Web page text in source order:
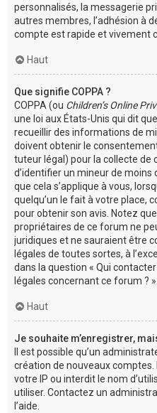
personnalisés, la messagerie
autres membres, l’adhésion à
compte est rapide et vivement
Haut
Que signifie COPPA ?
COPPA (ou Children’s Online
une loi aux États-Unis qui dit
recueillir des informations de
doivent obtenir le
tuteur légal) pour la collecte
d’identifier un mineur de moins
que cela s’applique à vous,
quelqu’un le fait à votre place,
pour obtenir son avis. Notez
propriétaires de ce forum ne
juridiques et ne sauraient être
légales de toutes sortes, à
dans la question « Qui
légales concernant ce forum ? ».
Haut
Je souhaite m’enregistrer,
Il est possible qu’un
création de nouveaux
votre IP ou interdit le nom
utiliser. Contactez un
l’aide.